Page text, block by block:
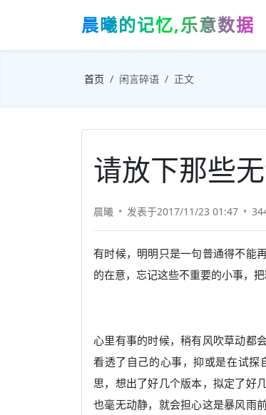
晨曦的记忆,乐意数据
首页 闲言碎语 正文
请放下那些
晨曦 发表于2017/11/23 01:47
有时候，明明只是一句普通得不能
的在意，忘记这些不重要的小事，
心里有事的时候，稍有风吹草动都
看透了自己的心事，抑或是在试
思，想出了好几个版本，拟定了好
也毫无动静，就会担心这是暴风雨